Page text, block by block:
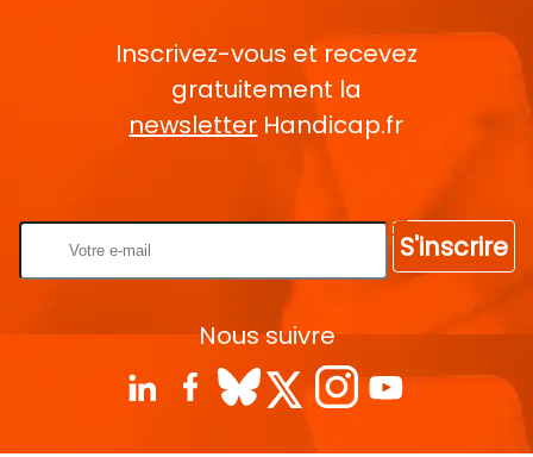
Inscrivez-vous et recevez
gratuitement la
newsletter Handicap.fr
S'inscrire
Nous suivre